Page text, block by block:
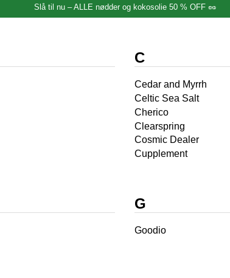
Slå til nu – ALLE nødder og kokosolie 50 % OFF 🥜
C
Cedar and Myrrh
Celtic Sea Salt
Cherico
Clearspring
Cosmic Dealer
Cupplement
G
Goodio